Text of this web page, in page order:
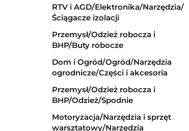
RTV i AGD/Elektronika/Narzędzia/
Ściągacze izolacji
Przemysł/Odzież robocza i
BHP/Buty robocze
Dom i Ogród/Ogród/Narzędzia
ogrodnicze/Części i akcesoria
Przemysł/Odzież robocza i
BHP/Odzież/Spodnie
Motoryzacja/Narzędzia i sprzęt
warsztatowy/Narzędzia